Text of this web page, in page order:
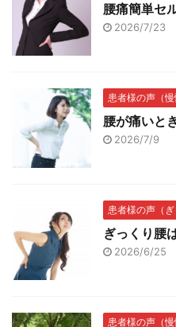
腰痛簡単セ
2026/7/23
患者様の声（慢
腰が痛いと
2026/7/9
患者様の声（ぎ
ぎっくり腰
2026/6/25
患者様の声（慢